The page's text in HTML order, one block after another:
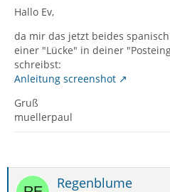
Hallo Ev,
da mir das jetzt beides
einer "Lücke" in deiner
schreibst:
Anleitung screenshot
Gruß
muellerpaul
Regenblume